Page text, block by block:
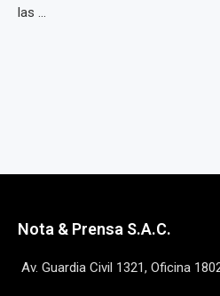
las ...
Nota & Prensa S.A.C.
Av. Guardia Civil 1321, Oficina